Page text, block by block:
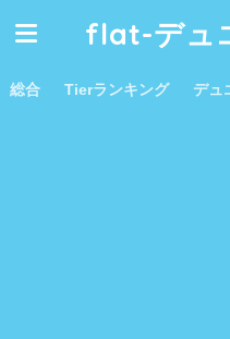
flat-デュ
総合 Tierランキング デュ